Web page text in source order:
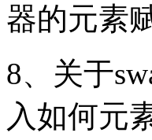
器的元素
8、关于
入如何元